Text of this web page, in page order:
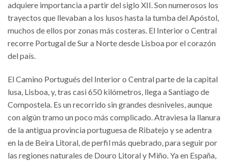
adquiere importancia a partir del siglo XII. Son numerosos los
trayectos que llevaban a los lusos hasta la tumba del Apóstol,
muchos de ellos por zonas más costeras. El Interior o Central
recorre Portugal de Sur a Norte desde Lisboa por el corazón
del país.
El Camino Portugués del Interior o Central parte de la capital
lusa, Lisboa, y, tras casi 650 kilómetros, llega a Santiago de
Compostela. Es un recorrido sin grandes desniveles, aunque
con algún tramo un poco más complicado. Atraviesa la llanura
de la antigua provincia portuguesa de Ribatejo y se adentra
en la de Beira Litoral, de perfil más quebrado, para seguir por
las regiones naturales de Douro Litoral y Miño. Ya en España,